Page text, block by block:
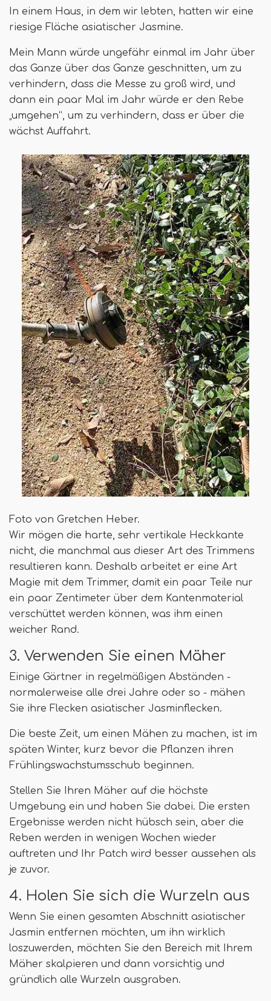
In einem Haus, in dem wir lebten, hatten wir eine
riesige Fläche asiatischer Jasmine.
Mein Mann würde ungefähr einmal im Jahr über
das Ganze über das Ganze geschnitten, um zu
verhindern, dass die Messe zu groß wird, und
dann ein paar Mal im Jahr würde er den Rebe
„umgehen“, um zu verhindern, dass er über die
wächst Auffahrt.
Foto von Gretchen Heber.
Wir mögen die harte, sehr vertikale Heckkante
nicht, die manchmal aus dieser Art des Trimmens
resultieren kann. Deshalb arbeitet er eine Art
Magie mit dem Trimmer, damit ein paar Teile nur
ein paar Zentimeter über dem Kantenmaterial
verschüttet werden können, was ihm einen
weicher Rand.
3. Verwenden Sie einen Mäher
Einige Gärtner in regelmäßigen Abständen -
normalerweise alle drei Jahre oder so - mähen
Sie ihre Flecken asiatischer Jasminflecken.
Die beste Zeit, um einen Mähen zu machen, ist im
späten Winter, kurz bevor die Pflanzen ihren
Frühlingswachstumsschub beginnen.
Stellen Sie Ihren Mäher auf die höchste
Umgebung ein und haben Sie dabei. Die ersten
Ergebnisse werden nicht hübsch sein, aber die
Reben werden in wenigen Wochen wieder
auftreten und Ihr Patch wird besser aussehen als
je zuvor.
4. Holen Sie sich die Wurzeln aus
Wenn Sie einen gesamten Abschnitt asiatischer
Jasmin entfernen möchten, um ihn wirklich
loszuwerden, möchten Sie den Bereich mit Ihrem
Mäher skalpieren und dann vorsichtig und
gründlich alle Wurzeln ausgraben.